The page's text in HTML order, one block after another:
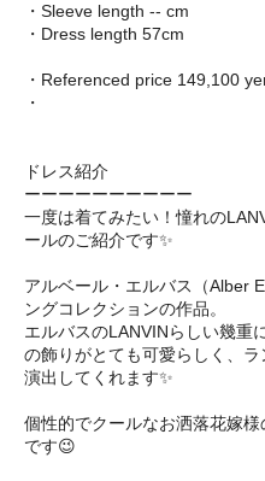
・Sleeve length -- cm
・Dress length 57cm
・Referenced price 149,100
・
ドレス紹介
ーーーーーーーーーー
一度は着てみたい！憧れの
ールのご紹介です✨
アルベール・エルバス（Alber
ングコレクションの作品。
エルバスのLANVINらしい幾重
の飾りがとても可愛らしく、
演出してくれます✨
個性的でクールなお洒落花嫁
です😉